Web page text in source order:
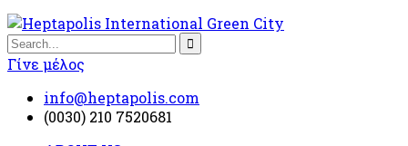
Γίνε μέλος
info@heptapolis.com
(0030) 210 7520681